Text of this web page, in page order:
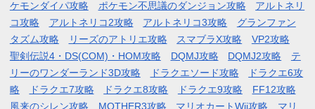
ケモンダイパ攻略
ポケモン不思議のダンジョン攻略
アルトネリ
コ攻略
アルトネリコ2攻略 アルトネリコ3攻略
グランファン
タズム攻略
リーズのアトリエ攻略 スマブラX攻略
VP2攻略
聖剣伝説4・DS(COM)・HOM攻略
DQMJ攻略 DQMJ2攻略
テ
リーのワンダーランド3D攻略
ドラクエソード攻略
ドラクエ6攻
略
ドラクエ7攻略 ドラクエ8攻略 ドラクエ9攻略
FF12攻略
風来のシレン攻略
MOTHER3攻略 マリオカートWii攻略 マリ